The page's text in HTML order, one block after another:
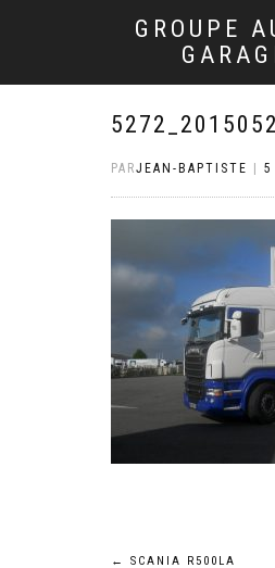
GROUPE
PARJEAN-BAPTISTE 5
← SCANIA R500LA